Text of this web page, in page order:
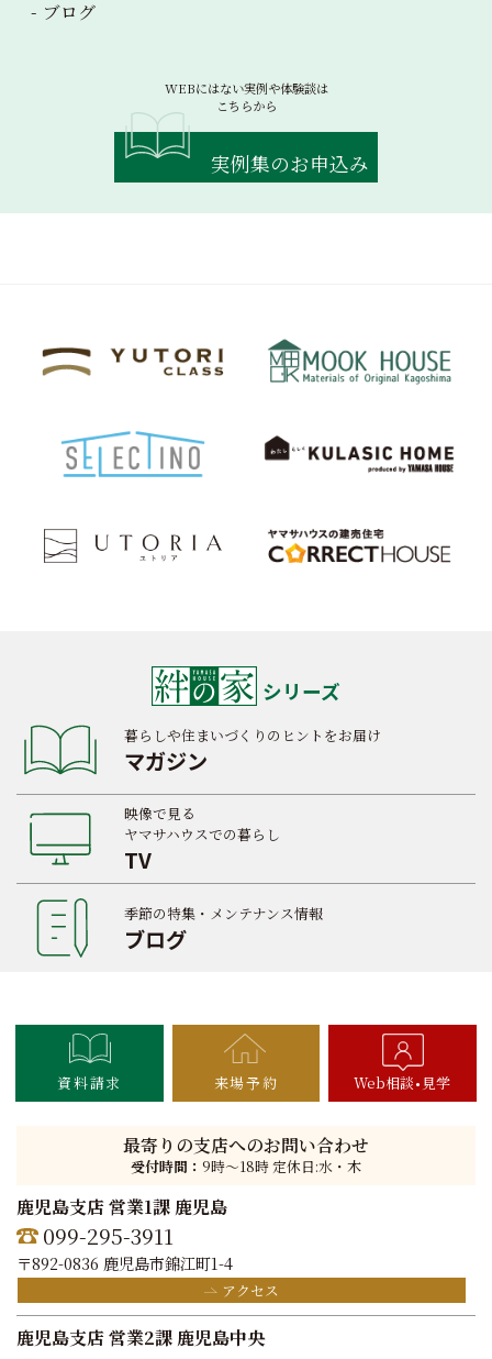
ブログ
WEBにはない実例や体験談は
こちらから
実例集のお申込み
シリーズ
暮らしや住まいづくりのヒントをお届け
マガジン
映像で見る
ヤマサハウスでの暮らし
TV
季節の特集・メンテナンス情報
ブログ
資料請求 来場予約 Web相談 見学
最寄りの支店へのお問い合わせ
受付時間： 9時〜18時 定休日:水・木
鹿児島支店 営業1課 鹿児島
099-295-3911
〒892-0836 鹿児島市錦江町1-4
アクセス
鹿児島支店 営業2課 鹿児島中央